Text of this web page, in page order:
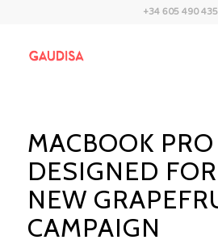
+34 605 490 435
MACBOOK PRO
DESIGNED
NEW
CAMPAIGN